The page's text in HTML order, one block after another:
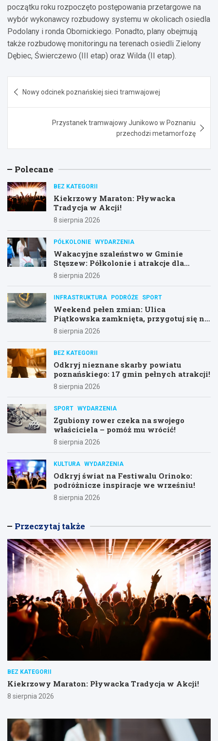
początku roku rozpoczęto postępowania przetargowe na
wybór wykonawcy rozbudowy systemu w okolicach osiedla
Podolany i ronda Obornickiego. Ponadto, plany obejmują
także rozbudowę monitoringu na terenach osiedli Zielony
Dębiec, Świerczewo (III etap) oraz Wilda (II etap).
wpisu
Nowy odcinek poznańskiej sieci tramwajowej
Przystanek tramwajowy Junikowo w Poznaniu
przechodzi metamorfozę
Polecane
BEZ KATEGORII
Kiekrzowy Maraton: Pływacka
Tradycja w Akcji!
8 sierpnia 2026
PÓŁKOLONIE WYDARZENIA
Wakacyjne szaleństwo w Gminie
Stęszew: Półkolonie i atrakcje dla
dzieci!
8 sierpnia 2026
INFRASTRUKTURA PODRÓŻE SPORT
Weekend pełen zmian: Ulica
Piątkowska zamknięta, przygotuj się na
objazdy!
8 sierpnia 2026
BEZ KATEGORII
Odkryj nieznane skarby powiatu
poznańskiego: 17 gmin pełnych atrakcji!
8 sierpnia 2026
SPORT WYDARZENIA
Zgubiony rower czeka na swojego
właściciela – pomóż mu wrócić!
8 sierpnia 2026
KULTURA WYDARZENIA
Odkryj świat na Festiwalu Orinoko:
podróżnicze inspiracje we wrześniu!
8 sierpnia 2026
Przeczytaj także
BEZ KATEGORII
Kiekrzowy Maraton: Pływacka Tradycja w Akcji!
8 sierpnia 2026